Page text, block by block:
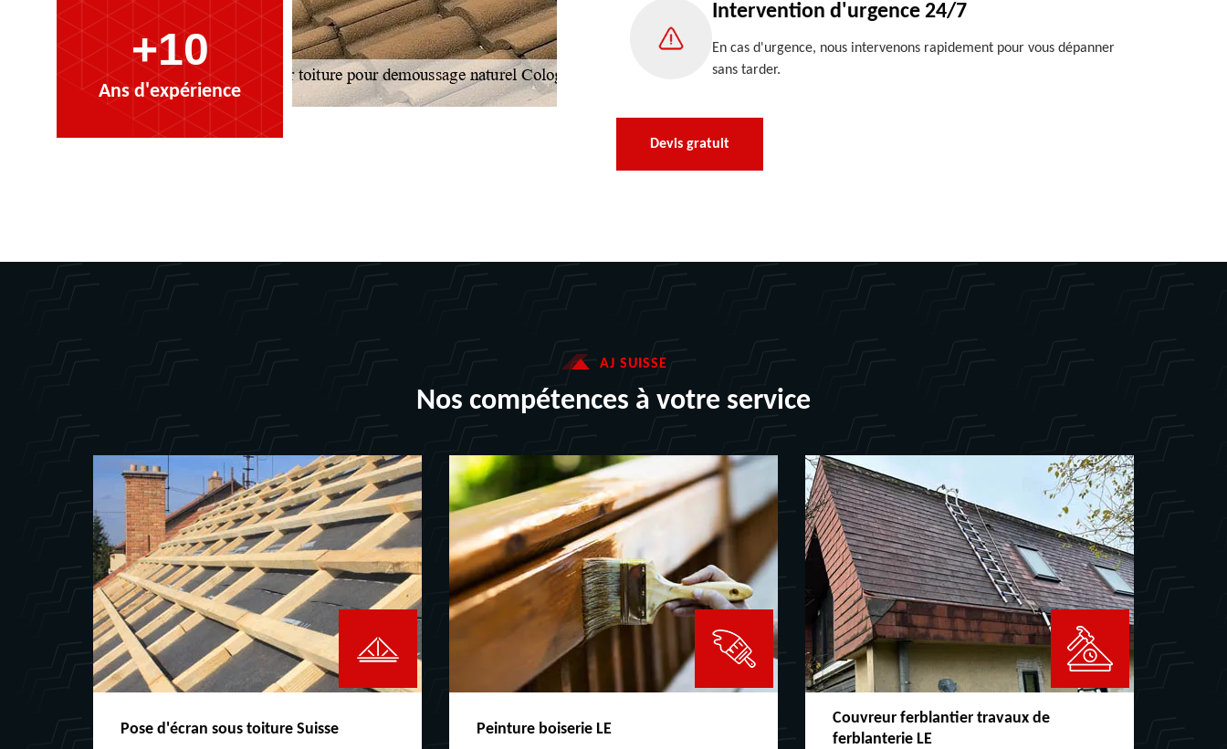
+10
Ans d'expérience
Intervention d'urgence 24/7
En cas d'urgence, nous intervenons rapidement pour vous dépanner
sans tarder.
Devis gratuit
AJ SUISSE
Nos compétences à votre service
Pose d'écran sous toiture Suisse Peinture boiserie LE
Couvreur ferblantier travaux de
ferblanterie LE